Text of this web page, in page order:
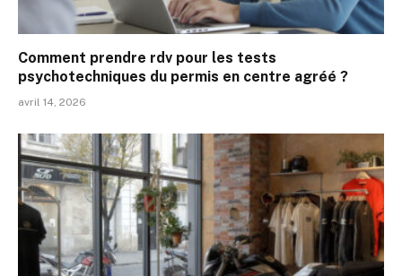
Comment prendre rdv pour les tests
psychotechniques du permis en centre agréé ?
avril 14, 2026